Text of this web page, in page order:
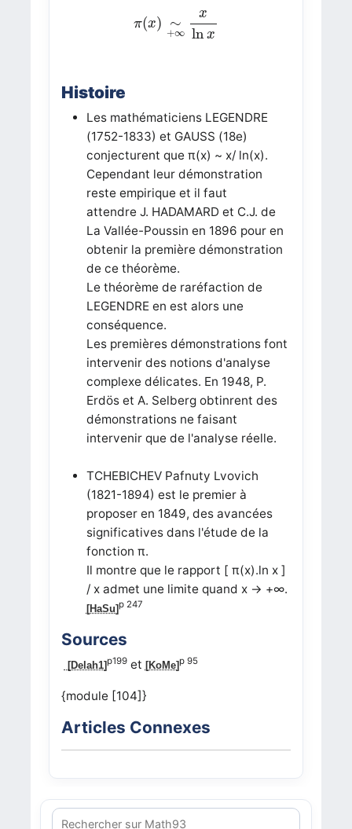
π(x) ∼
+∞
x
lnx
xln
Histoire
Les mathématiciens LEGENDRE
(1752-1833) et GAUSS (18e)
conjecturent que π(x) ~ x/ ln(x).
Cependant leur démonstration
reste empirique et il faut
attendre J. HADAMARD et C.J. de
La Vallée-Poussin en 1896 pour en
obtenir la première démonstration
de ce théorème.
Le théorème de raréfaction de
LEGENDRE en est alors une
conséquence.
Les premières démonstrations font
intervenir des notions d'analyse
complexe délicates. En 1948, P.
Erdös et A. Selberg obtinrent des
démonstrations ne faisant
intervenir que de l'analyse réelle.
TCHEBICHEV Pafnuty Lvovich
(1821-1894) est le premier à
proposer en 1849, des avancées
significatives dans l'étude de la
fonction π.
Il montre que le rapport [ π(x).ln x ]
/ x admet une limite quand x → +∞.
[HaSu]p 247
Sources
[Delah1]p199et [KoMe]p 95
{module [104]}
Articles Connexes